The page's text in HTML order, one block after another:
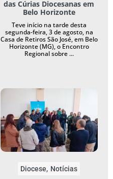
das Cúrias Diocesanas em
Belo Horizonte
Teve início na tarde desta
segunda-feira, 3 de agosto, na
Casa de Retiros São José, em Belo
Horizonte (MG), o Encontro
Regional sobre ...
Diocese Notícias